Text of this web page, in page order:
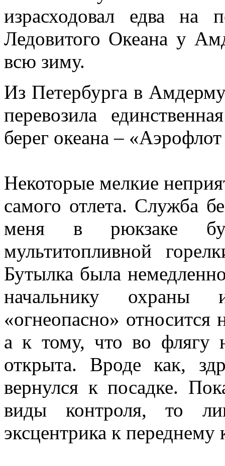
израсходовал едва на
Ледовитого Океана у
всю зиму.
Из Петербурга в
перевозила
берег океана –
Некоторые мелкие
самого отлета. Служба
меня в рюкзаке
мультитопливной
Бутылка была
начальнику охраны
«огнеопасно»
а к тому, что во флягу
открыта. Вроде как,
вернулся к посадке.
виды контроля, то
эксцентрика к переднему